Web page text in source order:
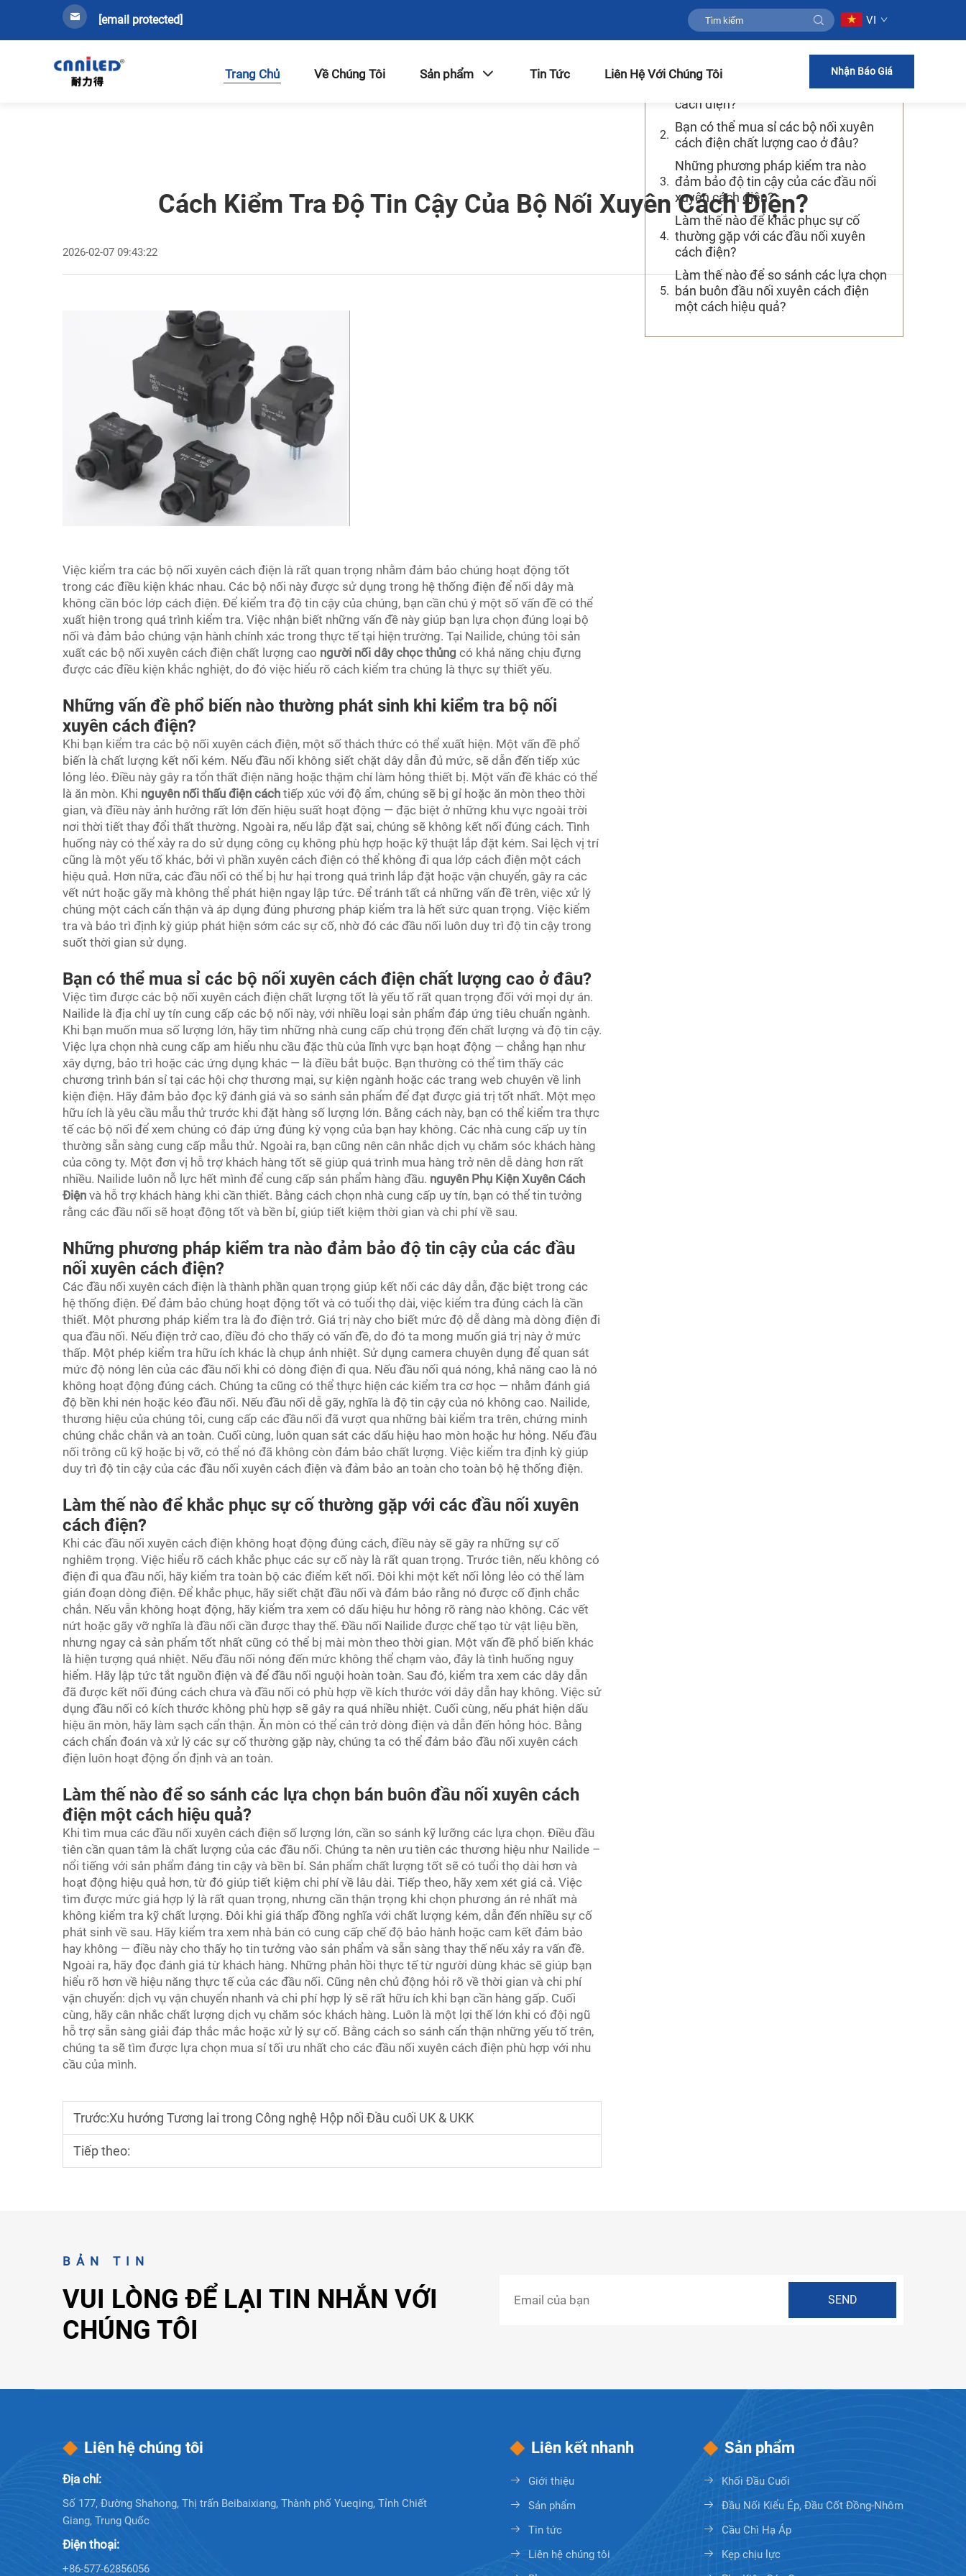
[email protected] VI
Trang Chủ Về Chúng Tôi Sản phẩm Tin Tức Liên Hệ Với Chúng Tôi Nhận Báo Giá
Cách Kiểm Tra Độ Tin Cậy Của Bộ Nối Xuyên Cách Điện?
2026-02-07 09:43:22
Việc kiểm tra các bộ nối xuyên cách điện là rất quan trọng nhằm đảm bảo chúng hoạt động tốt
trong các điều kiện khác nhau. Các bộ nối này được sử dụng trong hệ thống điện để nối dây mà
không cần bóc lớp cách điện. Để kiểm tra độ tin cậy của chúng, bạn cần chú ý một số vấn đề có thể
xuất hiện trong quá trình kiểm tra. Việc nhận biết những vấn đề này giúp bạn lựa chọn đúng loại bộ
nối và đảm bảo chúng vận hành chính xác trong thực tế tại hiện trường. Tại Nailide, chúng tôi sản
xuất các bộ nối xuyên cách điện chất lượng cao người nối dây chọc thủng có khả năng chịu đựng
được các điều kiện khắc nghiệt, do đó việc hiểu rõ cách kiểm tra chúng là thực sự thiết yếu.
Những vấn đề phổ biến nào thường phát sinh khi kiểm tra bộ nối
xuyên cách điện?
Khi bạn kiểm tra các bộ nối xuyên cách điện, một số thách thức có thể xuất hiện. Một vấn đề phổ
biến là chất lượng kết nối kém. Nếu đầu nối không siết chặt dây dẫn đủ mức, sẽ dẫn đến tiếp xúc
lỏng lẻo. Điều này gây ra tổn thất điện năng hoặc thậm chí làm hỏng thiết bị. Một vấn đề khác có thể
là ăn mòn. Khi nguyên nối thấu điện cách tiếp xúc với độ ẩm, chúng sẽ bị gỉ hoặc ăn mòn theo thời
gian, và điều này ảnh hưởng rất lớn đến hiệu suất hoạt động — đặc biệt ở những khu vực ngoài trời
nơi thời tiết thay đổi thất thường. Ngoài ra, nếu lắp đặt sai, chúng sẽ không kết nối đúng cách. Tình
huống này có thể xảy ra do sử dụng công cụ không phù hợp hoặc kỹ thuật lắp đặt kém. Sai lệch vị trí
cũng là một yếu tố khác, bởi vì phần xuyên cách điện có thể không đi qua lớp cách điện một cách
hiệu quả. Hơn nữa, các đầu nối có thể bị hư hại trong quá trình lắp đặt hoặc vận chuyển, gây ra các
vết nứt hoặc gãy mà không thể phát hiện ngay lập tức. Để tránh tất cả những vấn đề trên, việc xử lý
chúng một cách cẩn thận và áp dụng đúng phương pháp kiểm tra là hết sức quan trọng. Việc kiểm
tra và bảo trì định kỳ giúp phát hiện sớm các sự cố, nhờ đó các đầu nối luôn duy trì độ tin cậy trong
suốt thời gian sử dụng.
Bạn có thể mua sỉ các bộ nối xuyên cách điện chất lượng cao ở đâu?
Việc tìm được các bộ nối xuyên cách điện chất lượng tốt là yếu tố rất quan trọng đối với mọi dự án.
Nailide là địa chỉ uy tín cung cấp các bộ nối này, với nhiều loại sản phẩm đáp ứng tiêu chuẩn ngành.
Khi bạn muốn mua số lượng lớn, hãy tìm những nhà cung cấp chú trọng đến chất lượng và độ tin cậy.
Việc lựa chọn nhà cung cấp am hiểu nhu cầu đặc thù của lĩnh vực bạn hoạt động — chẳng hạn như
xây dựng, bảo trì hoặc các ứng dụng khác — là điều bắt buộc. Bạn thường có thể tìm thấy các
chương trình bán sỉ tại các hội chợ thương mại, sự kiện ngành hoặc các trang web chuyên về linh
kiện điện. Hãy đảm bảo đọc kỹ đánh giá và so sánh sản phẩm để đạt được giá trị tốt nhất. Một mẹo
hữu ích là yêu cầu mẫu thử trước khi đặt hàng số lượng lớn. Bằng cách này, bạn có thể kiểm tra thực
tế các bộ nối để xem chúng có đáp ứng đúng kỳ vọng của bạn hay không. Các nhà cung cấp uy tín
thường sẵn sàng cung cấp mẫu thử. Ngoài ra, bạn cũng nên cân nhắc dịch vụ chăm sóc khách hàng
của công ty. Một đơn vị hỗ trợ khách hàng tốt sẽ giúp quá trình mua hàng trở nên dễ dàng hơn rất
nhiều. Nailide luôn nỗ lực hết mình để cung cấp sản phẩm hàng đầu. nguyên Phụ Kiện Xuyên Cách
Điện và hỗ trợ khách hàng khi cần thiết. Bằng cách chọn nhà cung cấp uy tín, bạn có thể tin tưởng
rằng các đầu nối sẽ hoạt động tốt và bền bỉ, giúp tiết kiệm thời gian và chi phí về sau.
Những phương pháp kiểm tra nào đảm bảo độ tin cậy của các đầu
nối xuyên cách điện?
Các đầu nối xuyên cách điện là thành phần quan trọng giúp kết nối các dây dẫn, đặc biệt trong các
hệ thống điện. Để đảm bảo chúng hoạt động tốt và có tuổi thọ dài, việc kiểm tra đúng cách là cần
thiết. Một phương pháp kiểm tra là đo điện trở. Giá trị này cho biết mức độ dễ dàng mà dòng điện đi
qua đầu nối. Nếu điện trở cao, điều đó cho thấy có vấn đề, do đó ta mong muốn giá trị này ở mức
thấp. Một phép kiểm tra hữu ích khác là chụp ảnh nhiệt. Sử dụng camera chuyên dụng để quan sát
mức độ nóng lên của các đầu nối khi có dòng điện đi qua. Nếu đầu nối quá nóng, khả năng cao là nó
không hoạt động đúng cách. Chúng ta cũng có thể thực hiện các kiểm tra cơ học — nhằm đánh giá
độ bền khi nén hoặc kéo đầu nối. Nếu đầu nối dễ gãy, nghĩa là độ tin cậy của nó không cao. Nailide,
thương hiệu của chúng tôi, cung cấp các đầu nối đã vượt qua những bài kiểm tra trên, chứng minh
chúng chắc chắn và an toàn. Cuối cùng, luôn quan sát các dấu hiệu hao mòn hoặc hư hỏng. Nếu đầu
nối trông cũ kỹ hoặc bị vỡ, có thể nó đã không còn đảm bảo chất lượng. Việc kiểm tra định kỳ giúp
duy trì độ tin cậy của các đầu nối xuyên cách điện và đảm bảo an toàn cho toàn bộ hệ thống điện.
Làm thế nào để khắc phục sự cố thường gặp với các đầu nối xuyên
cách điện?
Khi các đầu nối xuyên cách điện không hoạt động đúng cách, điều này sẽ gây ra những sự cố
nghiêm trọng. Việc hiểu rõ cách khắc phục các sự cố này là rất quan trọng. Trước tiên, nếu không có
điện đi qua đầu nối, hãy kiểm tra toàn bộ các điểm kết nối. Đôi khi một kết nối lỏng lẻo có thể làm
gián đoạn dòng điện. Để khắc phục, hãy siết chặt đầu nối và đảm bảo rằng nó được cố định chắc
chắn. Nếu vẫn không hoạt động, hãy kiểm tra xem có dấu hiệu hư hỏng rõ ràng nào không. Các vết
nứt hoặc gãy vỡ nghĩa là đầu nối cần được thay thế. Đầu nối Nailide được chế tạo từ vật liệu bền,
nhưng ngay cả sản phẩm tốt nhất cũng có thể bị mài mòn theo thời gian. Một vấn đề phổ biến khác
là hiện tượng quá nhiệt. Nếu đầu nối nóng đến mức không thể chạm vào, đây là tình huống nguy
hiểm. Hãy lập tức tắt nguồn điện và để đầu nối nguội hoàn toàn. Sau đó, kiểm tra xem các dây dẫn
đã được kết nối đúng cách chưa và đầu nối có phù hợp về kích thước với dây dẫn hay không. Việc sử
dụng đầu nối có kích thước không phù hợp sẽ gây ra quá nhiều nhiệt. Cuối cùng, nếu phát hiện dấu
hiệu ăn mòn, hãy làm sạch cẩn thận. Ăn mòn có thể cản trở dòng điện và dẫn đến hỏng hóc. Bằng
cách chẩn đoán và xử lý các sự cố thường gặp này, chúng ta có thể đảm bảo đầu nối xuyên cách
điện luôn hoạt động ổn định và an toàn.
Làm thế nào để so sánh các lựa chọn bán buôn đầu nối xuyên cách
điện một cách hiệu quả?
Khi tìm mua các đầu nối xuyên cách điện số lượng lớn, cần so sánh kỹ lưỡng các lựa chọn. Điều đầu
tiên cần quan tâm là chất lượng của các đầu nối. Chúng ta nên ưu tiên các thương hiệu như Nailide –
nổi tiếng với sản phẩm đáng tin cậy và bền bỉ. Sản phẩm chất lượng tốt sẽ có tuổi thọ dài hơn và
hoạt động hiệu quả hơn, từ đó giúp tiết kiệm chi phí về lâu dài. Tiếp theo, hãy xem xét giá cả. Việc
tìm được mức giá hợp lý là rất quan trọng, nhưng cần thận trọng khi chọn phương án rẻ nhất mà
không kiểm tra kỹ chất lượng. Đôi khi giá thấp đồng nghĩa với chất lượng kém, dẫn đến nhiều sự cố
phát sinh về sau. Hãy kiểm tra xem nhà bán có cung cấp chế độ bảo hành hoặc cam kết đảm bảo
hay không — điều này cho thấy họ tin tưởng vào sản phẩm và sẵn sàng thay thế nếu xảy ra vấn đề.
Ngoài ra, hãy đọc đánh giá từ khách hàng. Những phản hồi thực tế từ người dùng khác sẽ giúp bạn
hiểu rõ hơn về hiệu năng thực tế của các đầu nối. Cũng nên chủ động hỏi rõ về thời gian và chi phí
vận chuyển: dịch vụ vận chuyển nhanh và chi phí hợp lý sẽ rất hữu ích khi bạn cần hàng gấp. Cuối
cùng, hãy cân nhắc chất lượng dịch vụ chăm sóc khách hàng. Luôn là một lợi thế lớn khi có đội ngũ
hỗ trợ sẵn sàng giải đáp thắc mắc hoặc xử lý sự cố. Bằng cách so sánh cẩn thận những yếu tố trên,
chúng ta sẽ tìm được lựa chọn mua sỉ tối ưu nhất cho các đầu nối xuyên cách điện phù hợp với nhu
cầu của mình.
Trước:Xu hướng Tương lai trong Công nghệ Hộp nối Đầu cuối UK & UKK
Tiếp theo:
Mục Lục
Những vấn đề phổ biến nào thường
phát sinh khi kiểm tra bộ nối xuyên
cách điện?
Bạn có thể mua sỉ các bộ nối xuyên
cách điện chất lượng cao ở đâu?
Những phương pháp kiểm tra nào
đảm bảo độ tin cậy của các đầu nối
xuyên cách điện?
Làm thế nào để khắc phục sự cố
thường gặp với các đầu nối xuyên
cách điện?
Làm thế nào để so sánh các lựa chọn
bán buôn đầu nối xuyên cách điện
một cách hiệu quả?
BẢN TIN
VUI LÒNG ĐỂ LẠI TIN NHẮN VỚI
CHÚNG TÔI
Liên hệ chúng tôi
Địa chỉ:
Số 177, Đường Shahong, Thị trấn Beibaixiang, Thành phố Yueqing, Tỉnh Chiết
Giang, Trung Quốc
Điện thoại:
+86-577-62856056
Liên kết nhanh
Giới thiệu
Sản phẩm
Tin tức
Liên hệ chúng tôi
Sản phẩm
Khối Đầu Cuối
Đầu Nối Kiểu Ép, Đầu Cốt Đồng-Nhôm
Cầu Chì Hạ Áp
Kẹp chịu lực